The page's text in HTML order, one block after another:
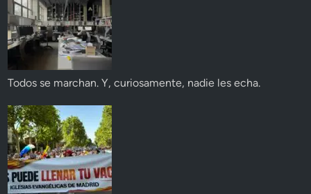
Todos se marchan. Y, curiosamente, nadie les echa.